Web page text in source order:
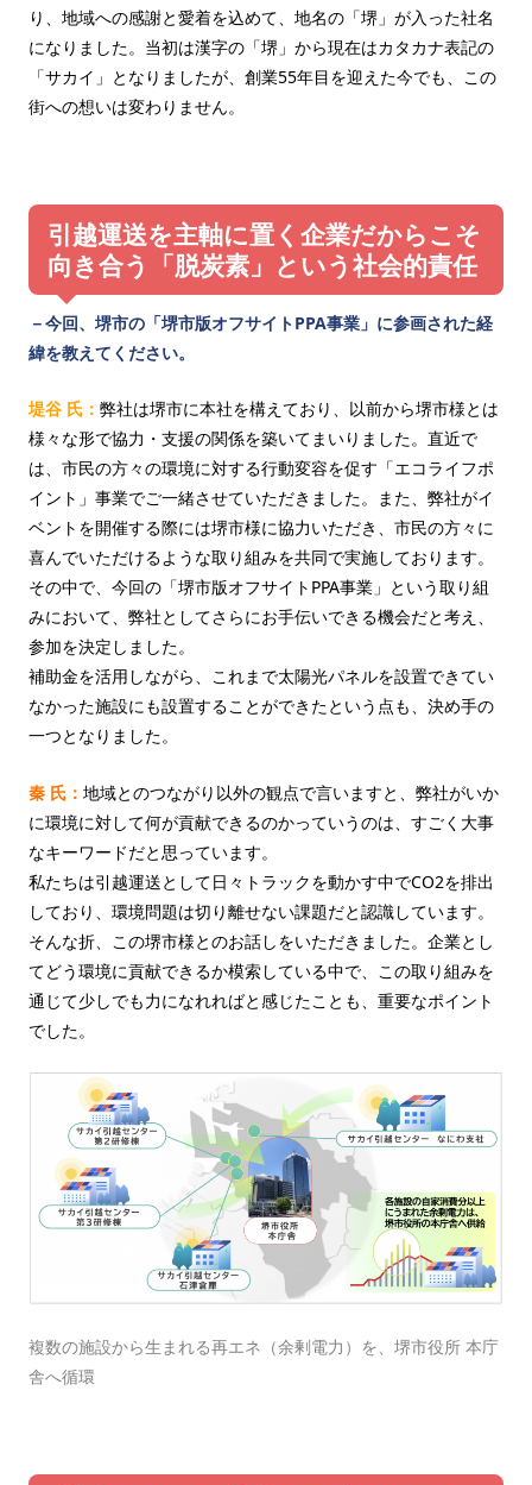
り、地域への感謝と愛着を込めて、地名の「堺」が入った社名
になりました。当初は漢字の「堺」から現在はカタカナ表記の
「サカイ」となりましたが、創業55年目を迎えた今でも、この
街への想いは変わりません。
引越運送を主軸に置く企業だからこそ
向き合う「脱炭素」という社会的責任
－今回、堺市の「堺市版オフサイトPPA事業」に参画された経
緯を教えてください。
堤谷 氏： 弊社は堺市に本社を構えており、以前から堺市様とは
様々な形で協力・支援の関係を築いてまいりました。直近で
は、市民の方々の環境に対する行動変容を促す「エコライフポ
イント」事業でご一緒させていただきました。また、弊社がイ
ベントを開催する際には堺市様に協力いただき、市民の方々に
喜んでいただけるような取り組みを共同で実施しております。
その中で、今回の「堺市版オフサイトPPA事業」という取り組
みにおいて、弊社としてさらにお手伝いできる機会だと考え、
参加を決定しました。
補助金を活用しながら、これまで太陽光パネルを設置できてい
なかった施設にも設置することができたという点も、決め手の
一つとなりました。
秦 氏： 地域とのつながり以外の観点で言いますと、弊社がいか
に環境に対して何が貢献できるのかっていうのは、すごく大事
なキーワードだと思っています。
私たちは引越運送として日々トラックを動かす中でCO2を排出
しており、環境問題は切り離せない課題だと認識しています。
そんな折、この堺市様とのお話しをいただきました。企業とし
てどう環境に貢献できるか模索している中で、この取り組みを
通じて少しでも力になれればと感じたことも、重要なポイント
でした。
複数の施設から生まれる再エネ（余剰電力）を、堺市役所 本庁
舎へ循環